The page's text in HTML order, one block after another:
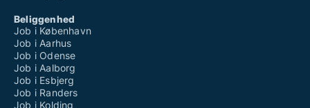
Beliggenhed
Job i København
Job i Aarhus
Job i Odense
Job i Aalborg
Job i Esbjerg
Job i Randers
Job i Kolding